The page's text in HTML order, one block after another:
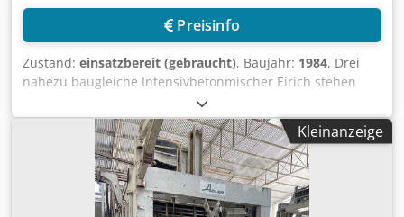
Preisinfo
Zustand: einsatzbereit (gebraucht), Baujahr: 1984, Drei
nahezu baugleiche Intensivbetonmischer Eirich stehen
voraussichtlich ab Januar 2027 zur Verfügung. Baujahre:
1974/1974/1984, Volumen: 500l, max. Füllgewicht: 655kg,
Mischbehälterdrehzahl: 36U/min, Wirblerdrehzahl:
130U/min, Wirblerwerkzeugdurchmesser: 880mm.
Dokumentation vorhanden. Eine Besichtigung vor Ort ist
möglich. Cjdpfx Agjzi Eite Ijrf
Kleinanzeige